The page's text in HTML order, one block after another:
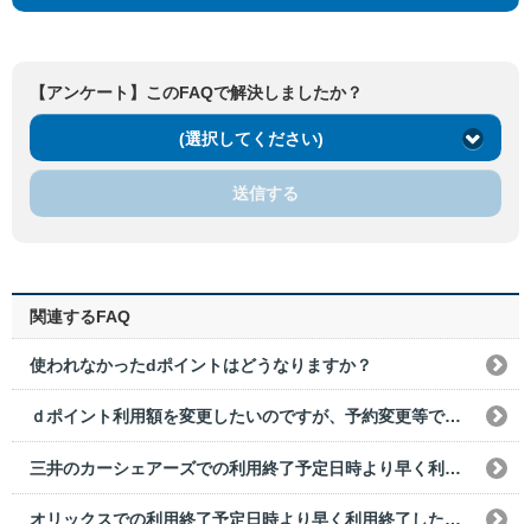
【アンケート】このFAQで解決しましたか？
(選択してください)
送信する
関連するFAQ
使われなかったdポイントはどうなりますか？
ｄポイント利用額を変更したいのですが、予約変更等で変更はできますか？
三井のカーシェアーズでの利用終了予定日時より早く利用終了した場合の利用料金はどうなりますか？
オリックスでの利用終了予定日時より早く利用終了した場合の利用料金はどうなりますか？